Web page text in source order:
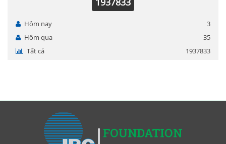
Hôm nay
3
Hôm qua
35
Tất cả
1937833